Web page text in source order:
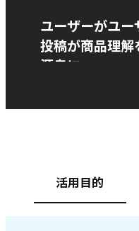
ユーザーがユー
投稿が商品理
源泉に
活用目的